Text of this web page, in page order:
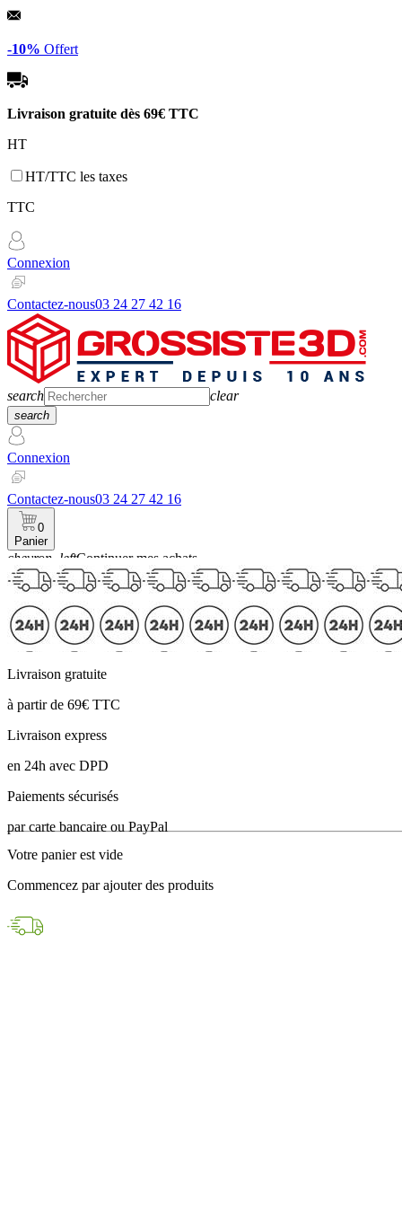
Panneau de gestion des cookies
-10% Offert
Livraison gratuite dès 69€ TTC
HT
HT/TTC les taxes
TTC
Connexion
Contactez-nous03 24 27 42 16
search clear
search
Connexion
Contactez-nous03 24 27 42 16
0
Panier
chevron_leftContinuer mes achats
Panier
Livraison gratuite
à partir de 69€ TTC
Livraison express
en 24h avec DPD
Paiements sécurisés
par carte bancaire ou PayPal
Votre panier est vide
Commencez par ajouter des produits